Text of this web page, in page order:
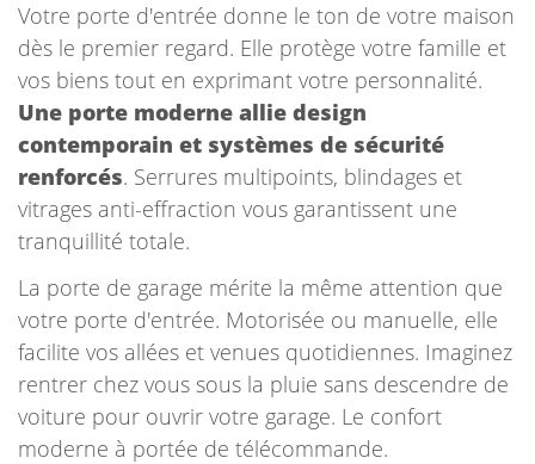
Votre porte d'entrée donne le ton de votre maison
dès le premier regard. Elle protège votre famille et
vos biens tout en exprimant votre personnalité.
Une porte moderne allie design
contemporain et systèmes de sécurité
renforcés. Serrures multipoints, blindages et
vitrages anti-effraction vous garantissent une
tranquillité totale.
La porte de garage mérite la même attention que
votre porte d'entrée. Motorisée ou manuelle, elle
facilite vos allées et venues quotidiennes. Imaginez
rentrer chez vous sous la pluie sans descendre de
voiture pour ouvrir votre garage. Le confort
moderne à portée de télécommande.